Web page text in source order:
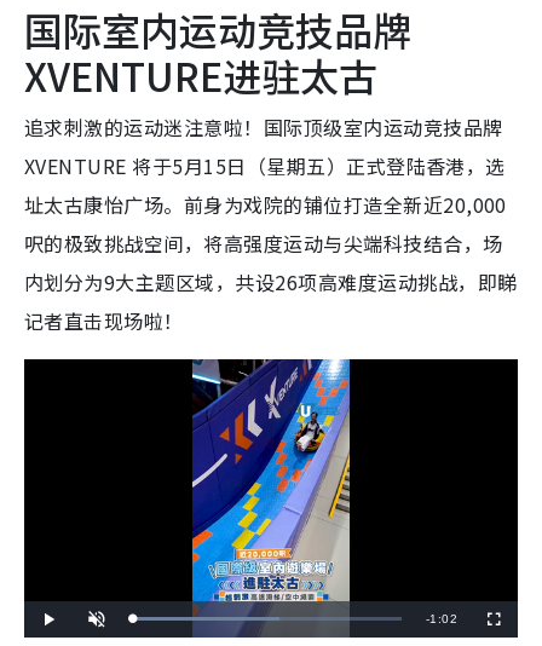
国际室内运动竞技品牌
XVENTURE进驻太古
追求刺激的运动迷注意啦！国际顶级室内运动竞技品牌
XVENTURE 将于5月15日（星期五）正式登陆香港，选
址太古康怡广场。前身为戏院的铺位打造全新近20,000
呎的极致挑战空间，将高强度运动与尖端科技结合，场
内划分为9大主题区域，共设26项高难度运动挑战，即睇
记者直击现场啦！
l
n
L
o
R
-1:02
u